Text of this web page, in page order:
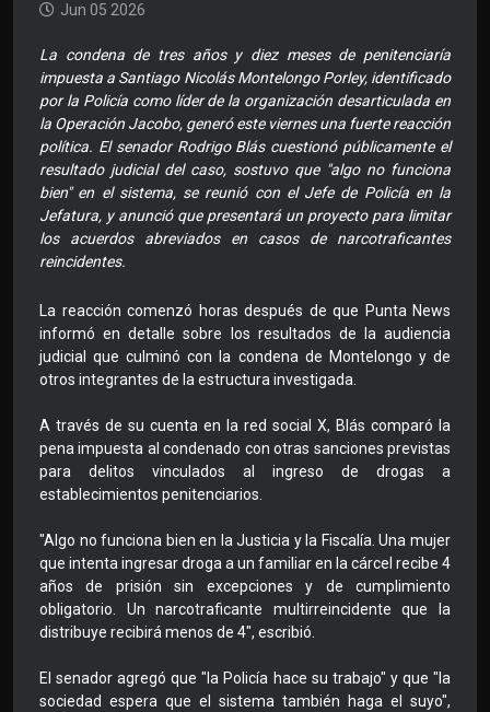
Jun 05 2026
La condena de tres años y diez meses de penitenciaría
impuesta a Santiago Nicolás Montelongo Porley, identificado
por la Policía como líder de la organización desarticulada en
la Operación Jacobo, generó este viernes una fuerte reacción
política. El senador Rodrigo Blás cuestionó públicamente el
resultado judicial del caso, sostuvo que "algo no funciona
bien" en el sistema, se reunió con el Jefe de Policía en la
Jefatura, y anunció que presentará un proyecto para limitar
los acuerdos abreviados en casos de narcotraficantes
reincidentes.
La reacción comenzó horas después de que Punta News
informó en detalle sobre los resultados de la audiencia
judicial que culminó con la condena de Montelongo y de
otros integrantes de la estructura investigada.
A través de su cuenta en la red social X, Blás comparó la
pena impuesta al condenado con otras sanciones previstas
para delitos vinculados al ingreso de drogas a
establecimientos penitenciarios.
"Algo no funciona bien en la Justicia y la Fiscalía. Una mujer
que intenta ingresar droga a un familiar en la cárcel recibe 4
años de prisión sin excepciones y de cumplimiento
obligatorio. Un narcotraficante multirreincidente que la
distribuye recibirá menos de 4", escribió.
El senador agregó que "la Policía hace su trabajo" y que "la
sociedad espera que el sistema también haga el suyo",